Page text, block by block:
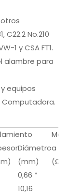
otros
C22.2 No.210
1 y CSA FT1.
alambre para
equipos
Computadora.
a 20
(Ω /
Diámetro
(mm)
0,66 *
10,16